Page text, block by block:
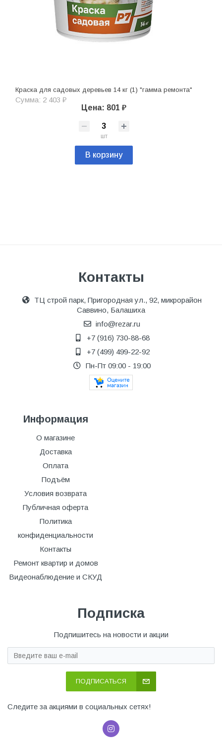
Краска для садовых деревьев 14 кг (1) "гамма ремонта"
Сумма: 2 403 ₽
Цена: 801 ₽
шт
В корзину
Контакты
ТЦ строй парк, Пригородная ул., 92, микрорайон
Саввино, Балашиха
info@rezar.ru
+7 (916) 730-88-68
+7 (499) 499-22-92
Пн-Пт 09:00 - 19:00
Информация
О магазине
Доставка
Оплата
Подъём
Условия возврата
Публичная оферта
Политика
конфиденциальности
Контакты
Ремонт квартир и домов
Видеонаблюдение и СКУД
Подписка
Подпишитесь на новости и акции
ПОДПИСАТЬСЯ
Следите за акциями в социальных сетях!